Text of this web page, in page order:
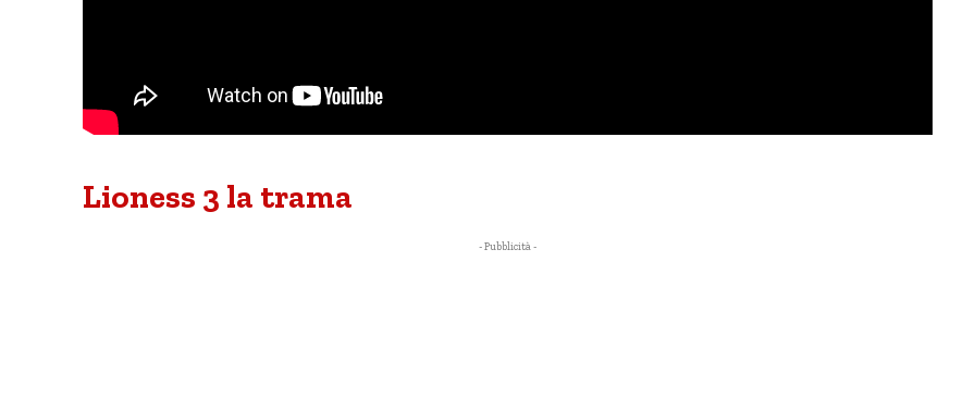
Lioness 3 la trama
- Pubblicità -